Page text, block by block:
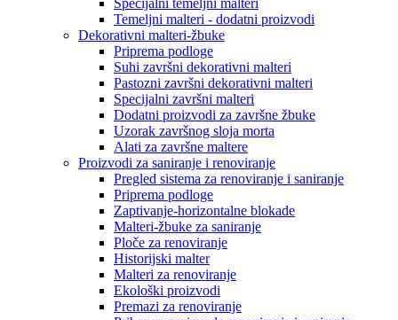
Temeljni malteri - dodatni proizvodi
Dekorativni malteri-žbuke
Priprema podloge
Suhi završni dekorativni malteri
Pastozni završni dekorativni malteri
Specijalni završni malteri
Dodatni proizvodi za završne žbuke
Uzorak završnog sloja morta
Alati za završne maltere
Proizvodi za saniranje i renoviranje
Pregled sistema za renoviranje i saniranje
Priprema podloge
Zaptivanje-horizontalne blokade
Malteri-žbuke za saniranje
Ploče za renoviranje
Historijski malter
Malteri za renoviranje
Ekološki proizvodi
Premazi za renoviranje